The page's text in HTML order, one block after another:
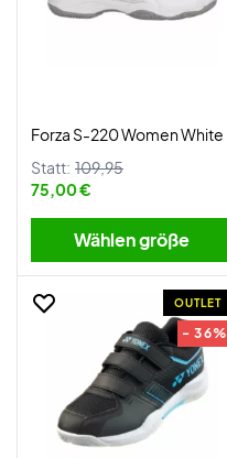
Forza S-220 Women White
Statt: 109,95
75,00 €
Wählen größe
OUTLET
- 36%